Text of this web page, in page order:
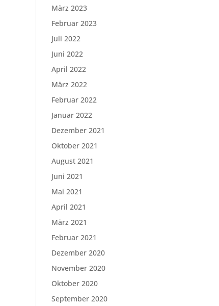
März 2023
Februar 2023
Juli 2022
Juni 2022
April 2022
März 2022
Februar 2022
Januar 2022
Dezember 2021
Oktober 2021
August 2021
Juni 2021
Mai 2021
April 2021
März 2021
Februar 2021
Dezember 2020
November 2020
Oktober 2020
September 2020